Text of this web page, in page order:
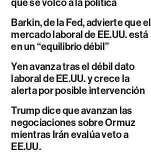
Barkin, de la Fed, advierte que el
mercado laboral de EE.UU. está
en un “equilibrio débil”
Yen avanza tras el débil dato
laboral de EE.UU. y crece la
alerta por posible intervención
Trump dice que avanzan las
negociaciones sobre Ormuz
mientras Irán evalúa veto a
EE.UU.